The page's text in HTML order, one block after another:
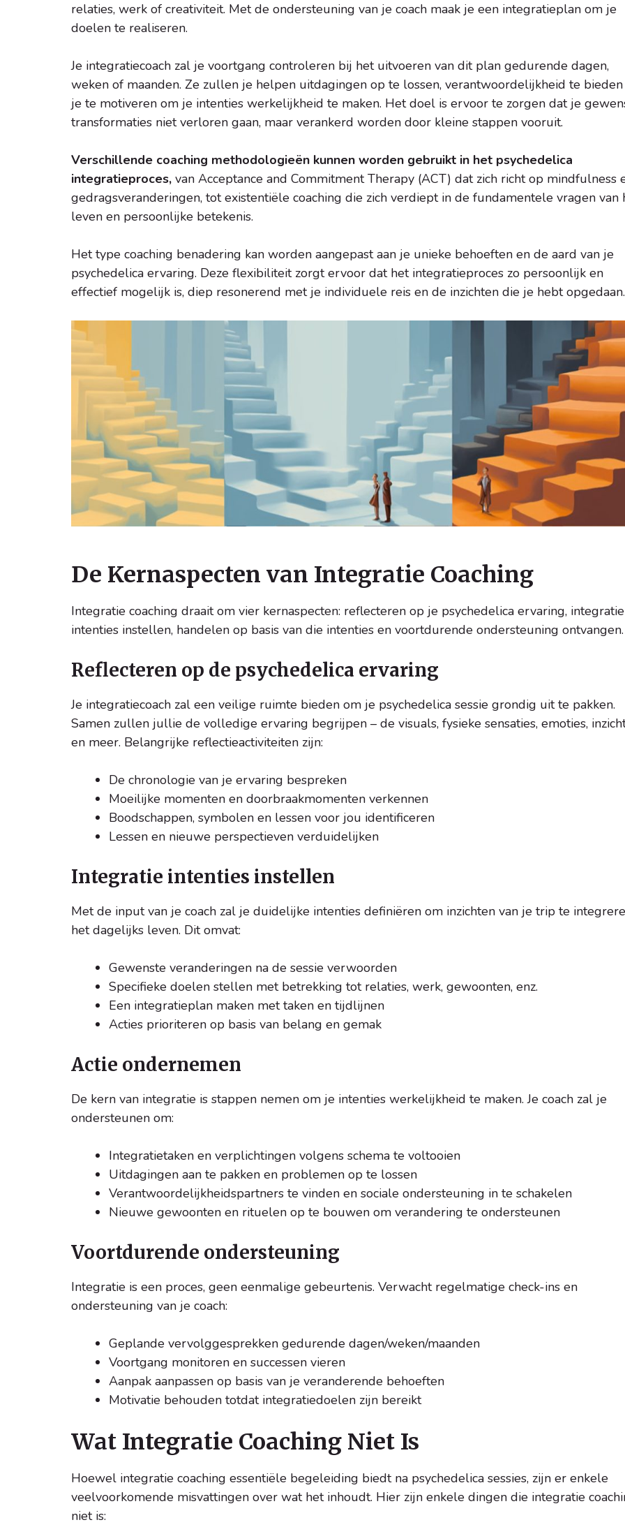
relaties, werk of creativiteit. Met de ondersteuning van je coach maak je een integratieplan om je
doelen te realiseren.
Je integratiecoach zal je voortgang controleren bij het uitvoeren van dit plan gedurende dagen,
weken of maanden. Ze zullen je helpen uitdagingen op te lossen, verantwoordelijkheid te
je te motiveren om je intenties werkelijkheid te maken. Het doel is ervoor te zorgen dat je
transformaties niet verloren gaan, maar verankerd worden door kleine stappen vooruit.
Verschillende coaching methodologieën kunnen worden gebruikt in het psychedelica
integratieproces, van Acceptance and Commitment Therapy (ACT) dat zich richt op mindfulness
gedragsveranderingen, tot existentiële coaching die zich verdiept in de fundamentele vragen van
leven en persoonlijke betekenis.
Het type coaching benadering kan worden aangepast aan je unieke behoeften en de aard van je
psychedelica ervaring. Deze flexibiliteit zorgt ervoor dat het integratieproces zo persoonlijk en
effectief mogelijk is, diep resonerend met je individuele reis en de inzichten die je hebt opgedaan.
De Kernaspecten van Integratie Coaching
Integratie coaching draait om vier kernaspecten: reflecteren op je psychedelica ervaring, integratie
intenties instellen, handelen op basis van die intenties en voortdurende ondersteuning ontvangen.
Reflecteren op de psychedelica ervaring
Je integratiecoach zal een veilige ruimte bieden om je psychedelica sessie grondig uit te pakken.
Samen zullen jullie de volledige ervaring begrijpen – de visuals, fysieke sensaties, emoties,
en meer. Belangrijke reflectieactiviteiten zijn:
De chronologie van je ervaring bespreken
Moeilijke momenten en doorbraakmomenten verkennen
Boodschappen, symbolen en lessen voor jou identificeren
Lessen en nieuwe perspectieven verduidelijken
Integratie intenties instellen
Met de input van je coach zal je duidelijke intenties definiëren om inzichten van je trip te
het dagelijks leven. Dit omvat:
Gewenste veranderingen na de sessie verwoorden
Specifieke doelen stellen met betrekking tot relaties, werk, gewoonten, enz.
Een integratieplan maken met taken en tijdlijnen
Acties prioriteren op basis van belang en gemak
Actie ondernemen
De kern van integratie is stappen nemen om je intenties werkelijkheid te maken. Je coach zal je
ondersteunen om:
Integratietaken en verplichtingen volgens schema te voltooien
Uitdagingen aan te pakken en problemen op te lossen
Verantwoordelijkheidspartners te vinden en sociale ondersteuning in te schakelen
Nieuwe gewoonten en rituelen op te bouwen om verandering te ondersteunen
Voortdurende ondersteuning
Integratie is een proces, geen eenmalige gebeurtenis. Verwacht regelmatige check-ins en
ondersteuning van je coach:
Geplande vervolggesprekken gedurende dagen/weken/maanden
Voortgang monitoren en successen vieren
Aanpak aanpassen op basis van je veranderende behoeften
Motivatie behouden totdat integratiedoelen zijn bereikt
Wat Integratie Coaching Niet Is
Hoewel integratie coaching essentiële begeleiding biedt na psychedelica sessies, zijn er enkele
veelvoorkomende misvattingen over wat het inhoudt. Hier zijn enkele dingen die integratie
niet is: